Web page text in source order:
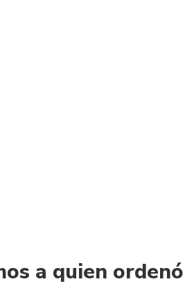
a quien ordenó